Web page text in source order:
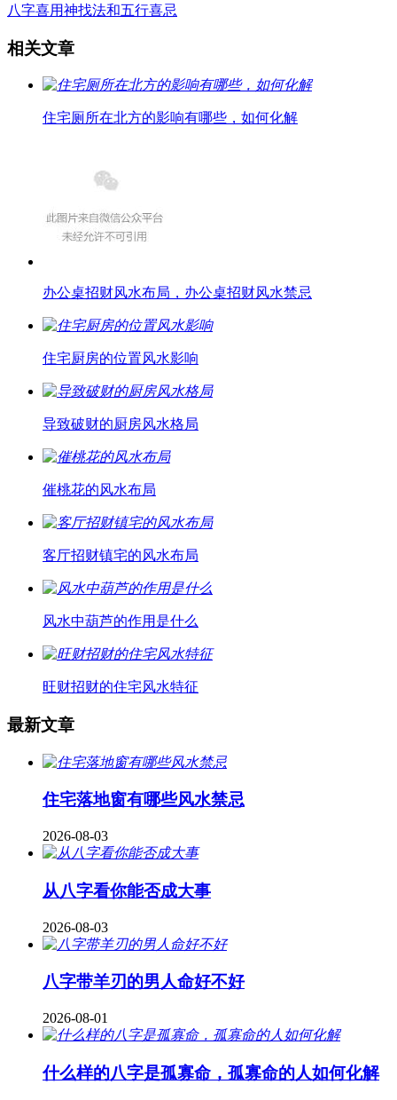
八字喜用神找法和五行喜忌
相关文章
住宅厕所在北方的影响有哪些，如何化解
办公桌招财风水布局，办公桌招财风水禁忌
住宅厨房的位置风水影响
导致破财的厨房风水格局
催桃花的风水布局
客厅招财镇宅的风水布局
风水中葫芦的作用是什么
旺财招财的住宅风水特征
最新文章
住宅落地窗有哪些风水禁忌
2026-08-03
从八字看你能否成大事
2026-08-03
八字带羊刃的男人命好不好
2026-08-01
什么样的八字是孤寡命，孤寡命的人如何化解